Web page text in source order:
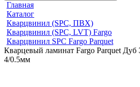
Главная
Каталог
Кварцвинил (SPC, ПВХ)
Кварцвинил (SPC, LVT) Fargo
Кварцвинил SPC Fargo Parquet
Кварцевый ламинат Fargo Parquet Дуб
4/0.5мм